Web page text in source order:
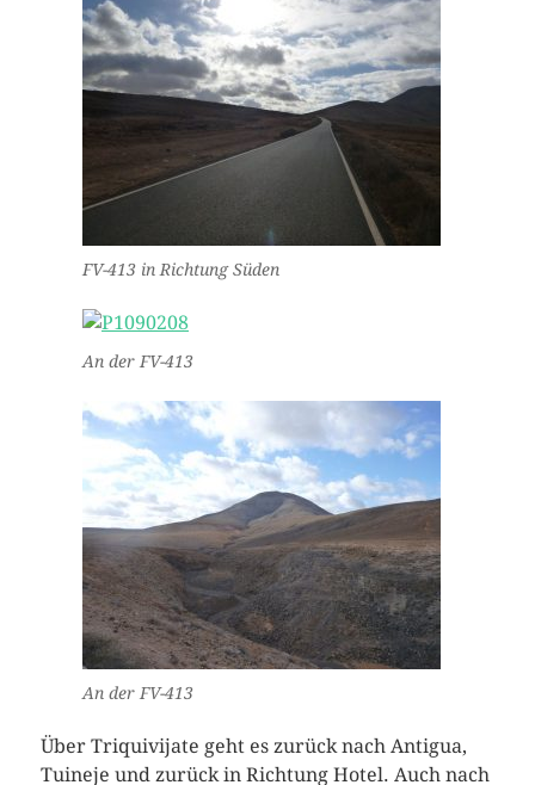
FV-413 in Richtung Süden
An der FV-413
An der FV-413
Über Triquivijate geht es zurück nach Antigua,
Tuineje und zurück in Richtung Hotel. Auch nach